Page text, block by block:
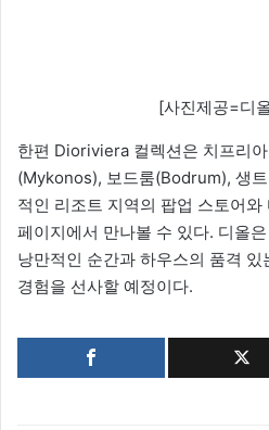
[사진제공=디
한편 Dioriviera 컬렉션은 치프리
(Mykonos), 보드룸(Bodrum), 생
적인 리조트 지역의 팝업 스토어
페이지에서 만나볼 수 있다. 디올
낭만적인 순간과 하우스의 품격
경험을 선사할 예정이다.